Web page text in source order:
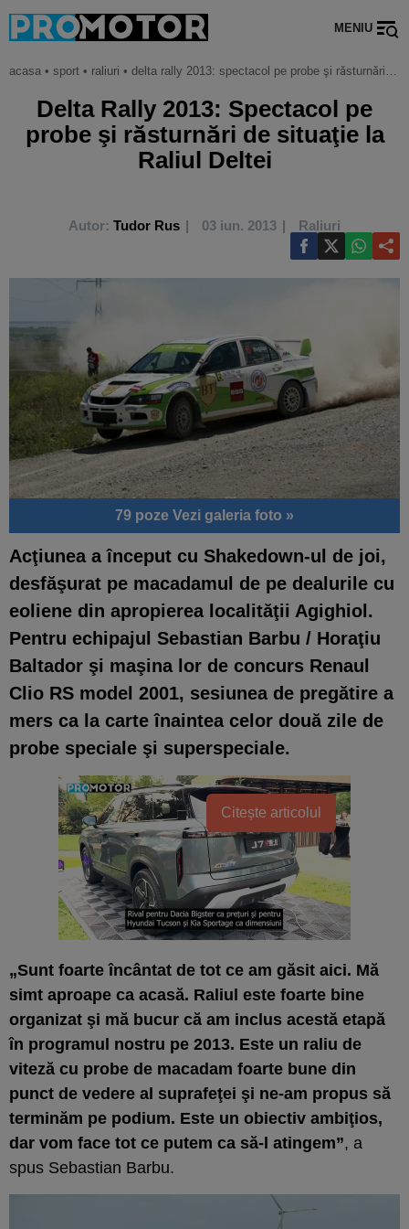
MENIU
acasa • sport • raliuri • delta rally 2013: spectacol pe probe şi răsturnări de situaţie la raliul deltei
Delta Rally 2013: Spectacol pe
probe şi răsturnări de situaţie la
Raliul Deltei
Autor: Tudor Rus 03 iun. 2013 Raliuri
79 poze Vezi galeria foto »
Acţiunea a început cu Shakedown-ul de joi,
desfăşurat pe macadamul de pe dealurile cu
eoliene din apropierea localităţii Agighiol.
Pentru echipajul Sebastian Barbu / Horaţiu
Baltador şi maşina lor de concurs Renaul
Clio RS model 2001, sesiunea de pregătire a
mers ca la carte înaintea celor două zile de
probe speciale şi superspeciale.
Citește articolul
„Sunt foarte încântat de tot ce am găsit aici. Mă
simt aproape ca acasă. Raliul este foarte bine
organizat şi mă bucur că am inclus acestă etapă
în programul nostru pe 2013. Este un raliu de
viteză cu probe de macadam foarte bune din
punct de vedere al suprafeţei şi ne-am propus să
terminăm pe podium. Este un obiectiv ambiţios,
dar vom face tot ce putem ca să-l atingem”, a
spus Sebastian Barbu.